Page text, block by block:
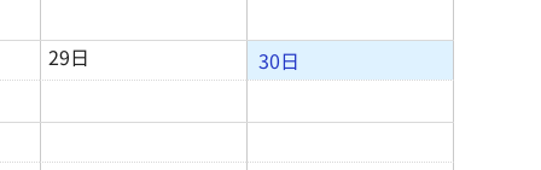
29日 30日